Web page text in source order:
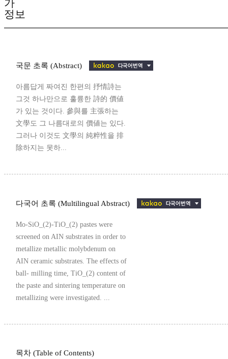
가
정보
국문 초록 (Abstract)
아름답게 짜여진 한편의 抒情詩는
그것 하나만으로 훌륭한 詩的 價値
가 있는 것이다. 參與를 主張하는
文學도 그 나름대로의 價値는 있다.
그러나 이것도 文學의 純粹性을 排
除하지는 못하...
다국어 초록 (Multilingual Abstract)
Mo-SiO_(2)-TiO_(2) pastes were
screened on AIN substrates in order to
metallize metallic molybdenum on
AIN ceramic substrates. The effects of
ball- milling time, TiO_(2) content of
the paste and sintering temperature on
metallizing were investigated. ...
목차 (Table of Contents)